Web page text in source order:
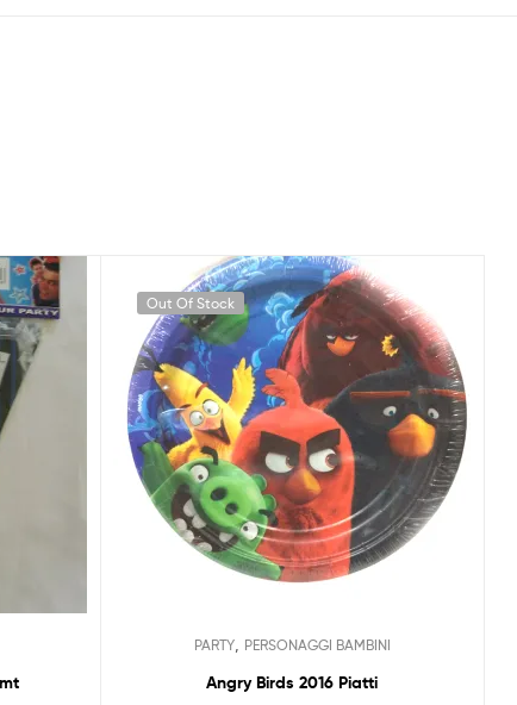
Out Of Stock
PARTY, PERSONAGGI BAMBINI
Angry Birds 2016 Piatti